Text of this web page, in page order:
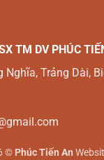
TM DV PHÚC
Nghĩa, Trảng Dài,
© Phúc Tiến An